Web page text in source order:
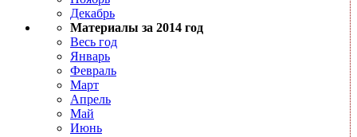
Декабрь
Материалы за 2014 год
Весь год
Январь
Февраль
Март
Апрель
Май
Июнь